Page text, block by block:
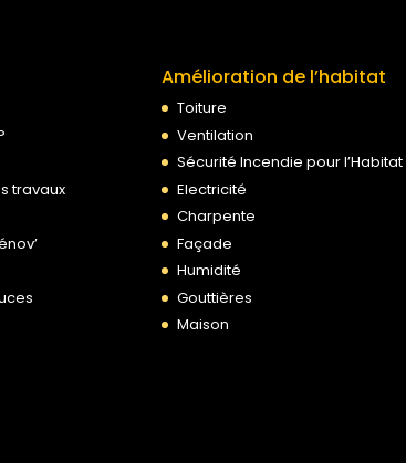
travaux
Amélioration de l’habitat
Toiture
Ventilation
Sécurité Incendie pour l’Habitat
Electricité
Charpente
Façade
Humidité
Gouttières
Maison